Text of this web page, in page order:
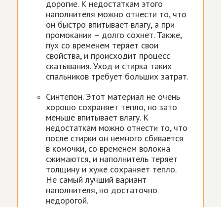
дорогие. К недостаткам этого
наполнителя можно отнести то, что
он быстро впитывает влагу, а при
промокании – долго сохнет. Также,
пух со временем теряет свои
свойства, и происходит процесс
скатывания. Уход и стирка таких
спальников требует больших затрат.
Синтепон. Этот материал не очень
хорошо сохраняет тепло, но зато
меньше впитывает влагу. К
недостаткам можно отнести то, что
после стирки он немного сбивается
в комочки, со временем волокна
сжимаются, и наполнитель теряет
толщину и хуже сохраняет тепло.
Не самый лучший вариант
наполнителя, но достаточно
недорогой.